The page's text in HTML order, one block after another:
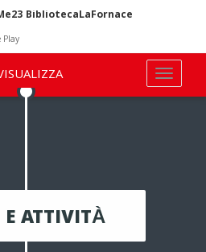
E ATTIVITÀ
BibliotecaLaFornace
Play